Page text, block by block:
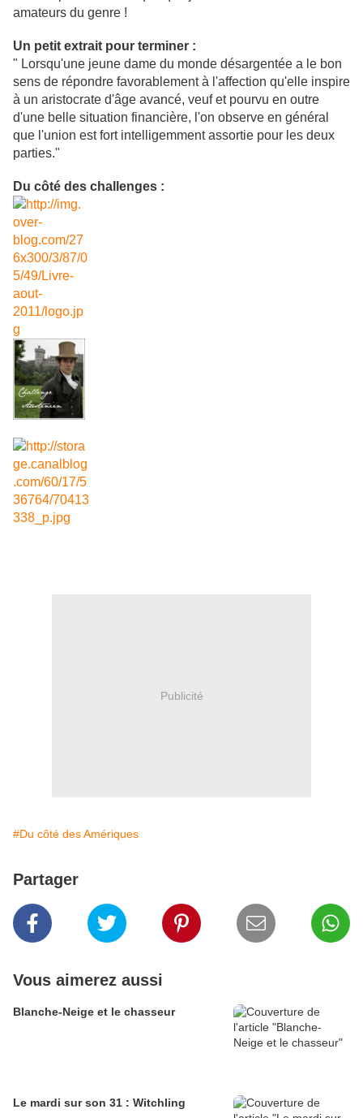
amateurs du genre !
Un petit extrait pour terminer :
" Lorsqu'une jeune dame du monde désargentée a le bon
sens de répondre favorablement à l'affection qu'elle inspire
à un aristocrate d'âge avancé, veuf et pourvu en outre
d'une belle situation financière, l'on observe en général
que l'union est fort intelligemment assortie pour les deux
parties."
Du côté des challenges :
Publicité
#Du côté des Amériques
Partager
Vous aimerez aussi
Blanche-Neige et le chasseur
Le mardi sur son 31 : Witchling